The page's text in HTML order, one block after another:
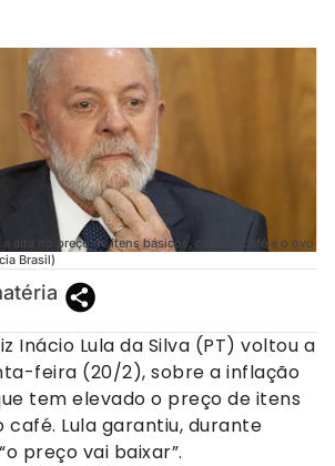
alta no preço de itens básicos, como o café e o ovo
Brasil)
Inácio Lula da Silva (PT) voltou a
feira (20/2), sobre a inflação
tem elevado o preço de itens
café. Lula garantiu, durante
preço vai baixar”.